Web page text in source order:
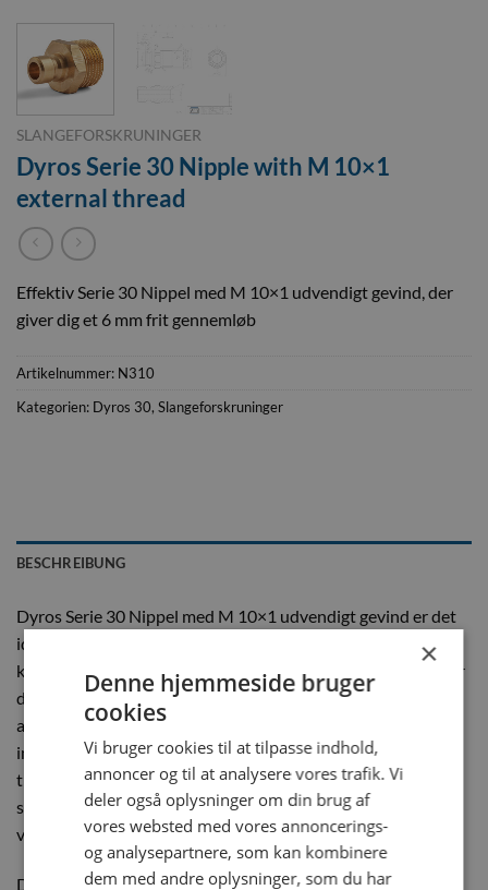
SLANGEFORSKRUNINGER
Dyros Serie 30 Nipple with M 10×1
external thread
Effektiv Serie 30 Nippel med M 10×1 udvendigt gevind, der
giver dig et 6 mm frit gennemløb
Artikelnummer: N310
Kategorien: Dyros 30, Slangeforskruninger
BESCHREIBUNG
Dyros Serie 30 Nippel med M 10×1 udvendigt gevind er det
ideelle valg, når du søger en robust og pålidelig
koblingsnippel til dine industrielle systemer. Denne nippel er
designet til applikationer, hvor både styrke og præcision er
afgørende. Fremstillet i massiv messing, tilbyder den en
imponerende modstandsdygtighed, hvilket gør den perfekt
til selv de mest krævende miljøer og driftbetingelser. Vi
sætter stor fokus på nøjagtighed, sikkerhed og kvalitet i
vores produkter.
Dyros-produkterne blev oprindeligt udviklet til at håndtere
×
Denne hjemmeside bruger
cookies
Vi bruger cookies til at tilpasse indhold,
annoncer og til at analysere vores trafik. Vi
deler også oplysninger om din brug af
vores websted med vores annoncerings-
og analysepartnere, som kan kombinere
dem med andre oplysninger, som du har